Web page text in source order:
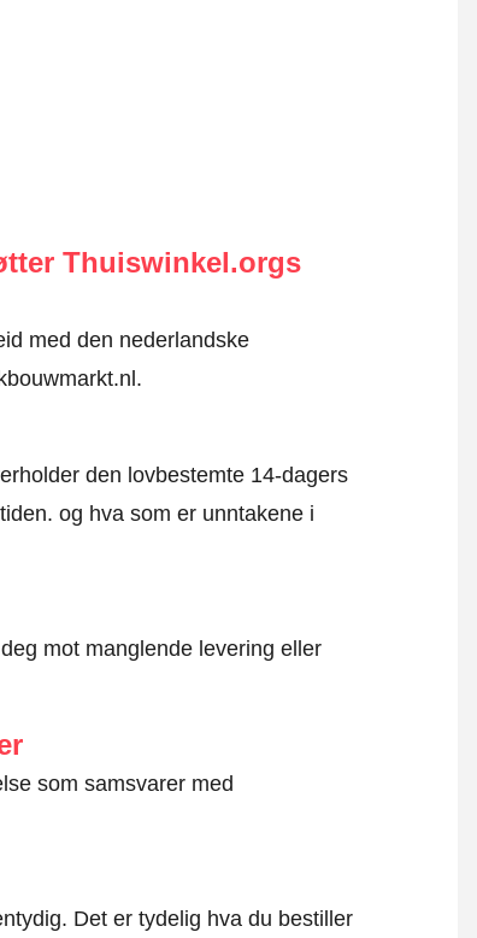
Thuiswinkel.orgs
med den nederlandske
den lovbestemte 14-dagers
og hva som er unntakene i
mot manglende levering eller
som samsvarer med
Det er tydelig hva du bestiller